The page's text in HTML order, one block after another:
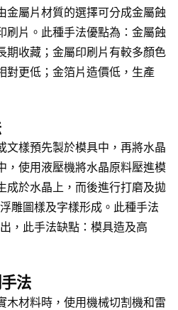
金屬片材質的選擇可分成金屬蝕
刷片。此種手法優點為：金屬蝕
期收藏；金屬印刷片有較多顏色
對更低；金箔片造價低，生產
文樣預先製於模具中，再將水晶
，使用液壓機將水晶原料壓進模
成於水晶上，而後進行打磨及拋
雕圖樣及字樣形成。此種手法
，此手法缺點：模具造及高
法
木材料時，使用機械切割機和雷